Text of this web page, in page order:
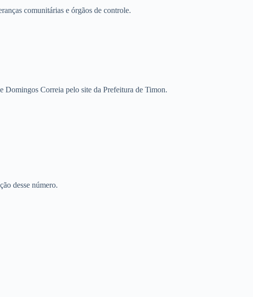
comunitárias e órgãos de controle.
Domingos Correia pelo site da Prefeitura de Timon.
desse número.